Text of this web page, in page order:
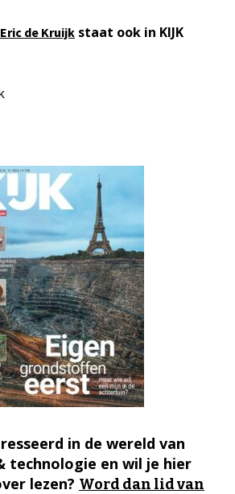
Eric de Kruijk staat ook in KIJK
in de wereld van
technologie en wil je hier
lezen? Word dan lid van